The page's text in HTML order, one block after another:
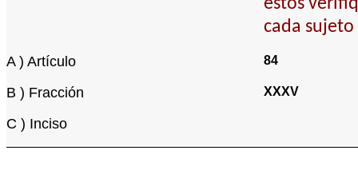
éstos
cada
A ) Artículo 84
B ) Fracción XXXV
C ) Inciso